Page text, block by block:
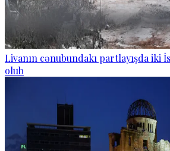
Livanın cənubundakı partlayışda iki
olub